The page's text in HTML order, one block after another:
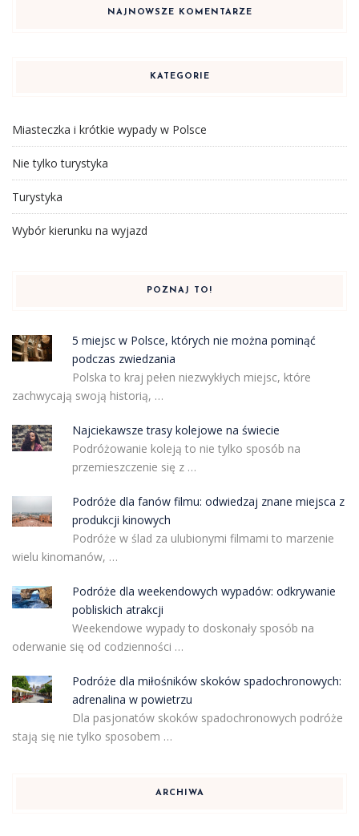
NAJNOWSZE KOMENTARZE
KATEGORIE
Miasteczka i krótkie wypady w Polsce
Nie tylko turystyka
Turystyka
Wybór kierunku na wyjazd
POZNAJ TO!
5 miejsc w Polsce, których nie można pominąć
podczas zwiedzania
Polska to kraj pełen niezwykłych miejsc, które
zachwycają swoją historią, …
Najciekawsze trasy kolejowe na świecie
Podróżowanie koleją to nie tylko sposób na
przemieszczenie się z …
Podróże dla fanów filmu: odwiedzaj znane miejsca z
produkcji kinowych
Podróże w ślad za ulubionymi filmami to marzenie
wielu kinomanów, …
Podróże dla weekendowych wypadów: odkrywanie
pobliskich atrakcji
Weekendowe wypady to doskonały sposób na
oderwanie się od codzienności …
Podróże dla miłośników skoków spadochronowych:
adrenalina w powietrzu
Dla pasjonatów skoków spadochronowych podróże
stają się nie tylko sposobem …
ARCHIWA